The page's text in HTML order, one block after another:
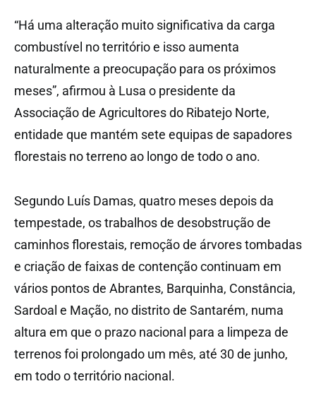
“Há uma alteração muito significativa da carga
combustível no território e isso aumenta
naturalmente a preocupação para os próximos
meses”, afirmou à Lusa o presidente da
Associação de Agricultores do Ribatejo Norte,
entidade que mantém sete equipas de sapadores
florestais no terreno ao longo de todo o ano.
Segundo Luís Damas, quatro meses depois da
tempestade, os trabalhos de desobstrução de
caminhos florestais, remoção de árvores tombadas
e criação de faixas de contenção continuam em
vários pontos de Abrantes, Barquinha, Constância,
Sardoal e Mação, no distrito de Santarém, numa
altura em que o prazo nacional para a limpeza de
terrenos foi prolongado um mês, até 30 de junho,
em todo o território nacional.